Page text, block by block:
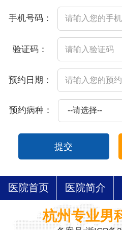
手机号码：
验证码：
预约日期：
预约病种：
提交
医院首页 医院简介
杭州专业男